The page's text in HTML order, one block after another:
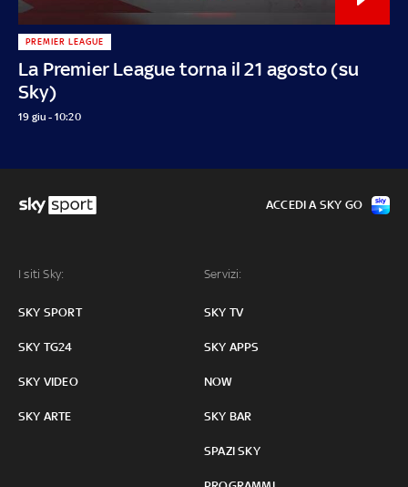
La Premier League torna il 21 agosto (su
Sky)
PREMIER LEAGUE
19 giu - 10:20
I siti Sky:
SKY SPORT
SKY TG24
SKY VIDEO
SKY ARTE
Servizi:
SKY TV
SKY APPS
NOW
SKY BAR
SPAZI SKY
ACCEDI A SKY GO